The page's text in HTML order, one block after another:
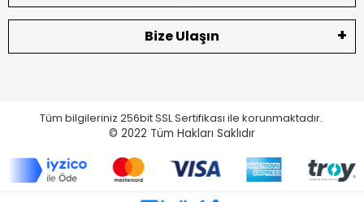
Bize Ulaşın
Tüm bilgileriniz 256bit SSL Sertifikası ile korunmaktadır.
© 2022 Tüm Hakları Saklıdır